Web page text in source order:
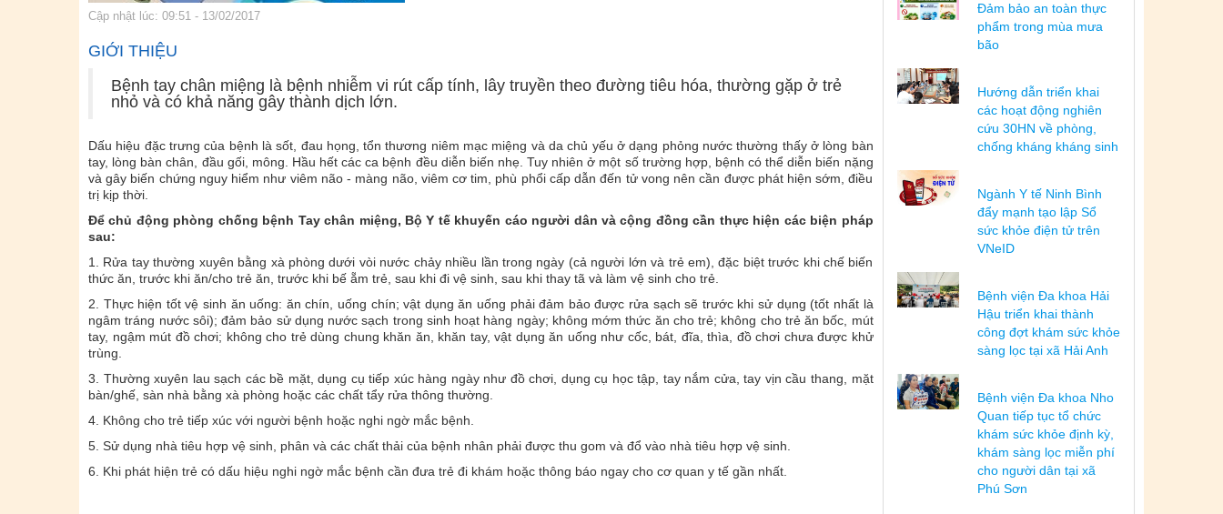
Cập nhật lúc: 09:51 - 13/02/2017
GIỚI THIỆU
Bệnh tay chân miệng là bệnh nhiễm vi rút cấp tính, lây truyền theo đường tiêu hóa, thường gặp ở trẻ
nhỏ và có khả năng gây thành dịch lớn.
Dấu hiệu đặc trưng của bệnh là sốt, đau họng, tổn thương niêm mạc miệng và da chủ yếu ở dạng phỏng nước thường thấy ở lòng bàn
tay, lòng bàn chân, đầu gối, mông. Hầu hết các ca bệnh đều diễn biến nhẹ. Tuy nhiên ở một số trường hợp, bệnh có thể diễn biến nặng
và gây biến chứng nguy hiểm như viêm não - màng não, viêm cơ tim, phù phổi cấp dẫn đến tử vong nên cần được phát hiện sớm, điều
trị kịp thời.
Để chủ động phòng chống bệnh Tay chân miệng, Bộ Y tế khuyến cáo người dân và cộng đồng cần thực hiện các biện pháp
sau:
1. Rửa tay thường xuyên bằng xà phòng dưới vòi nước chảy nhiều lần trong ngày (cả người lớn và trẻ em), đặc biệt trước khi chế biến
thức ăn, trước khi ăn/cho trẻ ăn, trước khi bế ẵm trẻ, sau khi đi vệ sinh, sau khi thay tã và làm vệ sinh cho trẻ.
2. Thực hiện tốt vệ sinh ăn uống: ăn chín, uống chín; vật dụng ăn uống phải đảm bảo được rửa sạch sẽ trước khi sử dụng (tốt nhất là
ngâm tráng nước sôi); đảm bảo sử dụng nước sạch trong sinh hoạt hàng ngày; không mớm thức ăn cho trẻ; không cho trẻ ăn bốc, mút
tay, ngậm mút đồ chơi; không cho trẻ dùng chung khăn ăn, khăn tay, vật dụng ăn uống như cốc, bát, đĩa, thìa, đồ chơi chưa được khử
trùng.
3. Thường xuyên lau sạch các bề mặt, dụng cụ tiếp xúc hàng ngày như đồ chơi, dụng cụ học tập, tay nắm cửa, tay vịn cầu thang, mặt
bàn/ghế, sàn nhà bằng xà phòng hoặc các chất tẩy rửa thông thường.
4. Không cho trẻ tiếp xúc với người bệnh hoặc nghi ngờ mắc bệnh.
5. Sử dụng nhà tiêu hợp vệ sinh, phân và các chất thải của bệnh nhân phải được thu gom và đổ vào nhà tiêu hợp vệ sinh.
6. Khi phát hiện trẻ có dấu hiệu nghi ngờ mắc bệnh cần đưa trẻ đi khám hoặc thông báo ngay cho cơ quan y tế gần nhất.
Đảm bảo an toàn thực
phẩm trong mùa mưa
bão
Hướng dẫn triển khai
các hoạt động nghiên
cứu 30HN về phòng,
chống kháng kháng sinh
Ngành Y tế Ninh Bình
đẩy mạnh tạo lập Sổ
sức khỏe điện tử trên
VNeID
Bệnh viện Đa khoa Hải
Hậu triển khai thành
công đợt khám sức khỏe
sàng lọc tại xã Hải Anh
Bệnh viện Đa khoa Nho
Quan tiếp tục tổ chức
khám sức khỏe định kỳ,
khám sàng lọc miễn phí
cho người dân tại xã
Phú Sơn